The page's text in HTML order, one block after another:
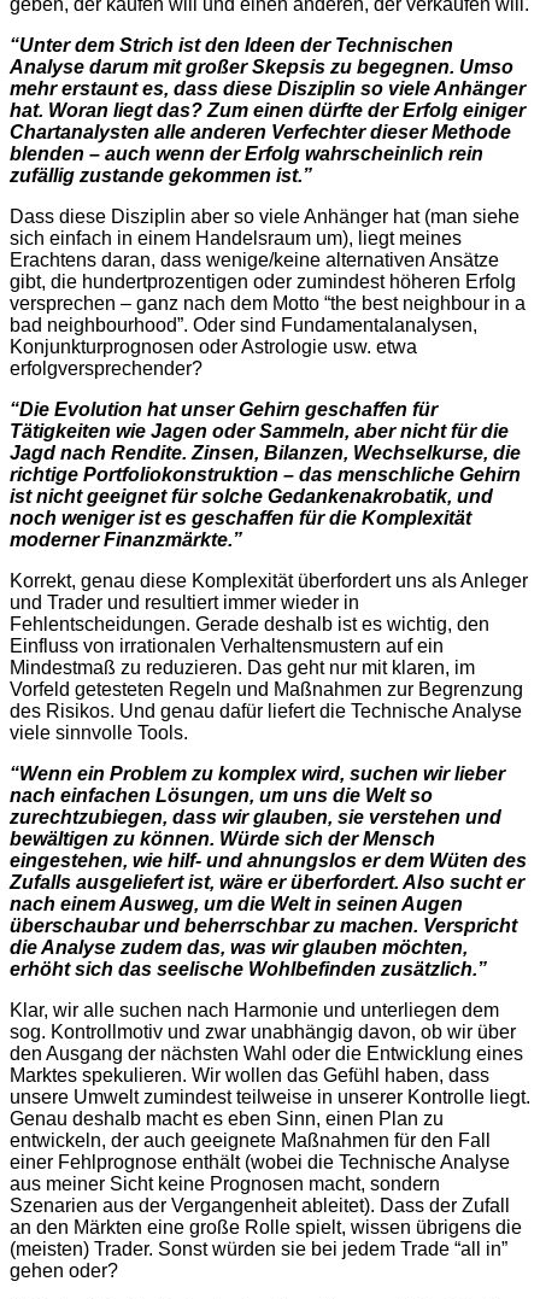
“Unter dem Strich ist den Ideen der Technischen
Analyse darum mit großer Skepsis zu begegnen. Umso
mehr erstaunt es, dass diese Disziplin so viele Anhänger
hat. Woran liegt das? Zum einen dürfte der Erfolg einiger
Chartanalysten alle anderen Verfechter dieser Methode
blenden – auch wenn der Erfolg wahrscheinlich rein
zufällig zustande gekommen ist.”
Dass diese Disziplin aber so viele Anhänger hat (man siehe
sich einfach in einem Handelsraum um), liegt meines
Erachtens daran, dass wenige/keine alternativen Ansätze
gibt, die hundertprozentigen oder zumindest höheren Erfolg
versprechen – ganz nach dem Motto “the best neighbour in a
bad neighbourhood”. Oder sind Fundamentalanalysen,
Konjunkturprognosen oder Astrologie usw. etwa
erfolgversprechender?
“Die Evolution hat unser Gehirn geschaffen für
Tätigkeiten wie Jagen oder Sammeln, aber nicht für die
Jagd nach Rendite. Zinsen, Bilanzen, Wechselkurse, die
richtige Portfoliokonstruktion – das menschliche Gehirn
ist nicht geeignet für solche Gedankenakrobatik, und
noch weniger ist es geschaffen für die Komplexität
moderner Finanzmärkte.”
Korrekt, genau diese Komplexität überfordert uns als Anleger
und Trader und resultiert immer wieder in
Fehlentscheidungen. Gerade deshalb ist es wichtig, den
Einfluss von irrationalen Verhaltensmustern auf ein
Mindestmaß zu reduzieren. Das geht nur mit klaren, im
Vorfeld getesteten Regeln und Maßnahmen zur Begrenzung
des Risikos. Und genau dafür liefert die Technische Analyse
viele sinnvolle Tools.
“Wenn ein Problem zu komplex wird, suchen wir lieber
nach einfachen Lösungen, um uns die Welt so
zurechtzubiegen, dass wir glauben, sie verstehen und
bewältigen zu können. Würde sich der Mensch
eingestehen, wie hilf- und ahnungslos er dem Wüten des
Zufalls ausgeliefert ist, wäre er überfordert. Also sucht er
nach einem Ausweg, um die Welt in seinen Augen
überschaubar und beherrschbar zu machen. Verspricht
die Analyse zudem das, was wir glauben möchten,
erhöht sich das seelische Wohlbefinden zusätzlich.”
Klar, wir alle suchen nach Harmonie und unterliegen dem
sog. Kontrollmotiv und zwar unabhängig davon, ob wir über
den Ausgang der nächsten Wahl oder die Entwicklung eines
Marktes spekulieren. Wir wollen das Gefühl haben, dass
unsere Umwelt zumindest teilweise in unserer Kontrolle liegt.
Genau deshalb macht es eben Sinn, einen Plan zu
entwickeln, der auch geeignete Maßnahmen für den Fall
einer Fehlprognose enthält (wobei die Technische Analyse
aus meiner Sicht keine Prognosen macht, sondern
Szenarien aus der Vergangenheit ableitet). Dass der Zufall
an den Märkten eine große Rolle spielt, wissen übrigens die
(meisten) Trader. Sonst würden sie bei jedem Trade “all in”
gehen oder?